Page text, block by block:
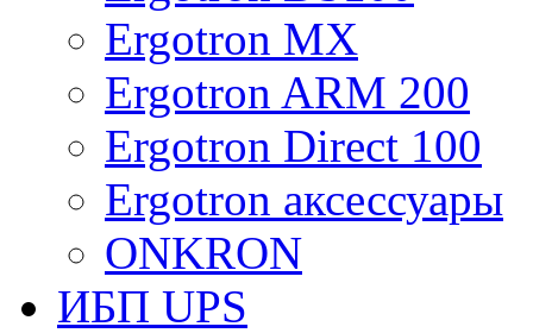
Ergotron MX
Ergotron ARM 200
Ergotron Direct 100
Ergotron аксессуары
ONKRON
ИБП UPS